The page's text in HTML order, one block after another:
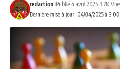
Dernière mise à jour: 04/04/2025 à
redaction Publié 4 avril 2025 1.7K